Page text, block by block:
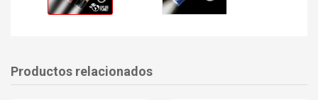
Productos relacionados